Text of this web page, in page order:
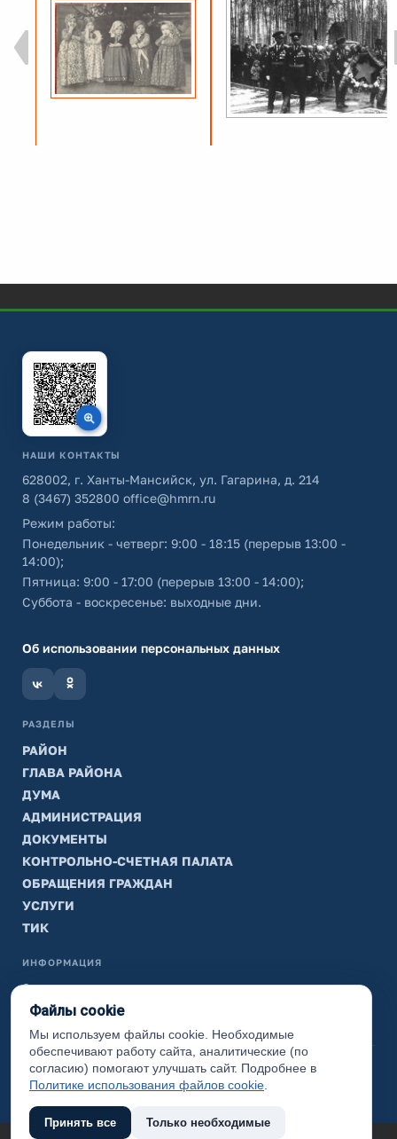
НАШИ КОНТАКТЫ
628002, г. Ханты-Мансийск, ул. Гагарина, д. 214
8 (3467) 352800 office@hmrn.ru
Режим работы:
Понедельник - четверг: 9:00 - 18:15 (перерыв 13:00 -
14:00);
Пятница: 9:00 - 17:00 (перерыв 13:00 - 14:00);
Суббота - воскресенье: выходные дни.
Об использовании персональных данных
РАЗДЕЛЫ
РАЙОН
ГЛАВА РАЙОНА
ДУМА
АДМИНИСТРАЦИЯ
ДОКУМЕНТЫ
КОНТРОЛЬНО-СЧЕТНАЯ ПАЛАТА
ОБРАЩЕНИЯ ГРАЖДАН
УСЛУГИ
ТИК
ИНФОРМАЦИЯ
Законодательная карта
Карта сайта
(с) 2017 Ханты-Мансийский район, официальный сайт
администрации
Файлы cookie
Мы используем файлы cookie. Необходимые
обеспечивают работу сайта, аналитические (по
согласию) помогают улучшать сайт. Подробнее в
Политике использования файлов cookie
Принять все Только необходимые